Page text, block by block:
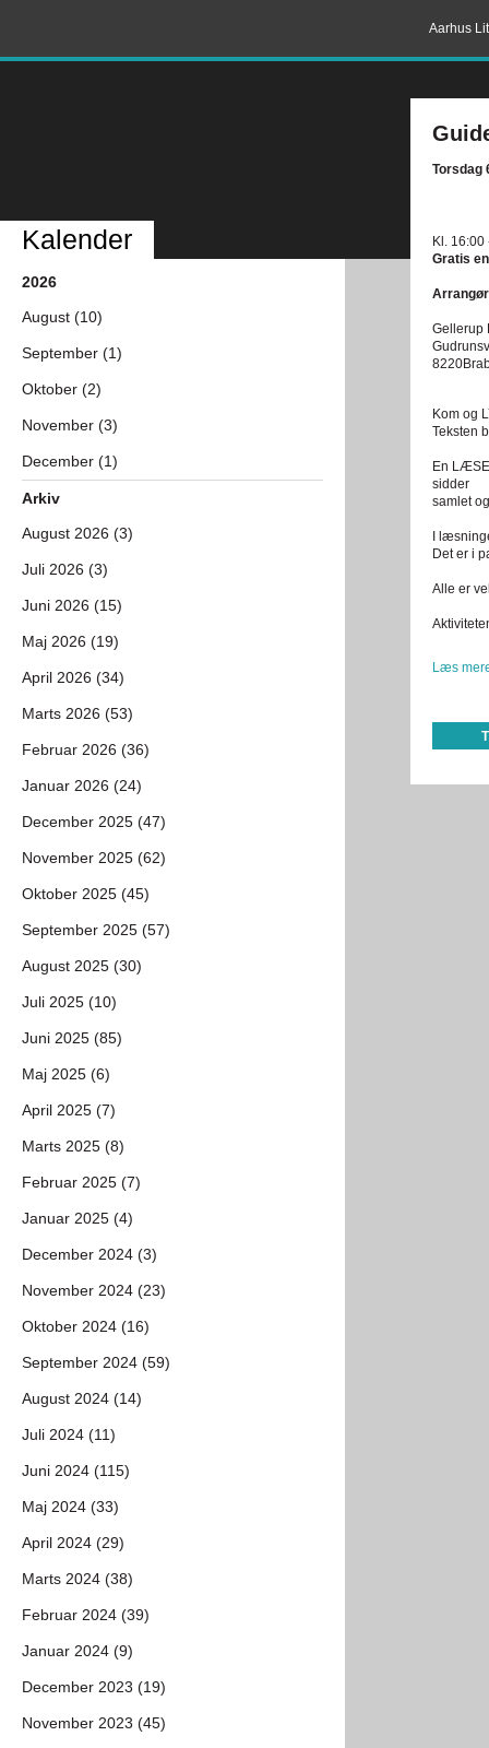
Aarhus
Torsdag
Kl. 16:00
Gratis
Gellerup
Kom og
Teksten
En
sidder
samlet
I
Det er i
Alle er
Læs
Kalender
2026
August (10)
September (1)
Oktober (2)
November (3)
December (1)
Arkiv
August 2026 (3)
Juli 2026 (3)
Juni 2026 (15)
Maj 2026 (19)
April 2026 (34)
Marts 2026 (53)
Februar 2026 (36)
Januar 2026 (24)
December 2025 (47)
November 2025 (62)
Oktober 2025 (45)
September 2025 (57)
August 2025 (30)
Juli 2025 (10)
Juni 2025 (85)
Maj 2025 (6)
April 2025 (7)
Marts 2025 (8)
Februar 2025 (7)
Januar 2025 (4)
December 2024 (3)
November 2024 (23)
Oktober 2024 (16)
September 2024 (59)
August 2024 (14)
Juli 2024 (11)
Juni 2024 (115)
Maj 2024 (33)
April 2024 (29)
Marts 2024 (38)
Februar 2024 (39)
Januar 2024 (9)
December 2023 (19)
November 2023 (45)